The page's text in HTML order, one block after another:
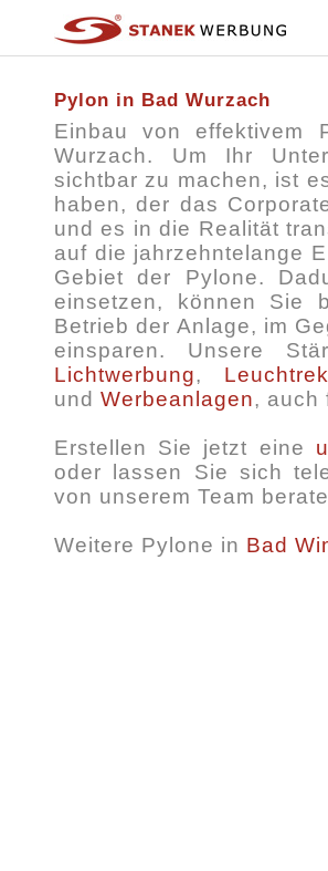
Pylon in Bad Wurzach
Einbau von effektivem
Wurzach. Um Ihr
sichtbar zu machen, ist
haben, der das
und es in die Realität
auf die jahrzehntelange
Gebiet der Pylone.
einsetzen, können Sie
Betrieb der Anlage, im
einsparen. Unsere
Lichtwerbung,
und Werbeanlagen, auch
Erstellen Sie jetzt eine
oder lassen Sie sich
von unserem Team
Weitere Pylone in Bad